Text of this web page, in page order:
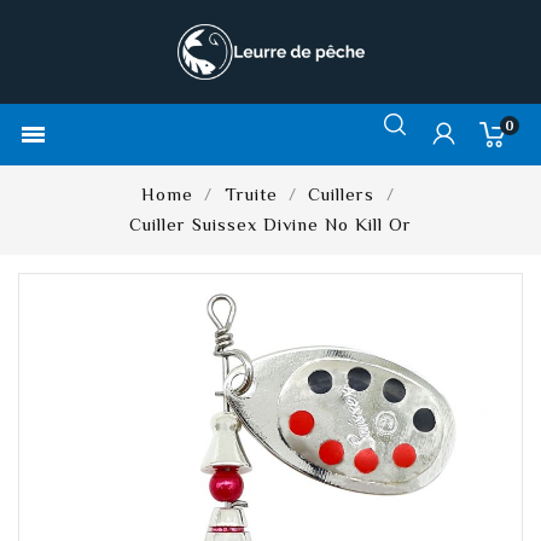
 0
Home Truite
Cuillers
Cuiller Suissex Divine No Kill Or